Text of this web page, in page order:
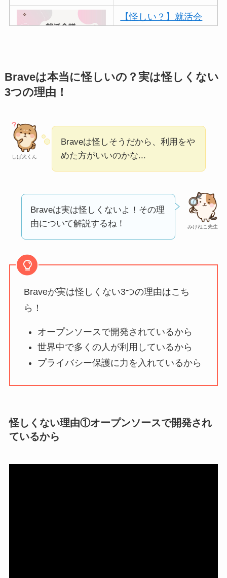
【怪しい？】就活会
アトムクリニックは
【怪しい？】帝国デ
ータバンクの口コ
ミ・評判は実際ど
【怪しい？】セルプ
ロモート株式会社の
口コミ・評判は実際
Liteの口コミ・評判
ユリカコーポレーシ
ョンは怪しい？口コ
ミ・評価が正直ヤバ
判は実際どう？
Braveは本当に怪しいの？実は怪しくない
3つの理由！
しば犬くん
Braveは怪しそうだから、利用をや
めた方がいいのかな...
みけねこ先生
Braveは実は怪しくないよ！その理
由について解説するね！
Braveが実は怪しくない3つの理由はこち
ら！
オープンソースで開発されているから
世界中で多くの人が利用しているから
プライバシー保護に力を入れているから
怪しくない理由①オープンソースで開発され
ているから